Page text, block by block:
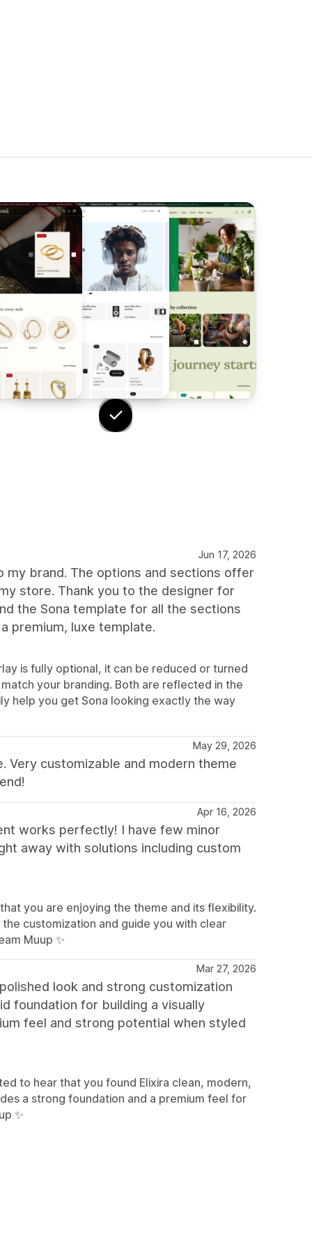
Jun 17, 2026
my brand. The options and sections offer
store. Thank you to the designer for
the Sona template for all the sections
premium, luxe template.
is fully optional, it can be reduced or turned
your branding. Both are reflected in the
help you get Sona looking exactly the way
May 29, 2026
Very customizable and modern theme
Apr 16, 2026
works perfectly! I have few minor
away with solutions including custom
you are enjoying the theme and its flexibility.
customization and guide you with clear
Muup ✨
Mar 27, 2026
look and strong customization
foundation for building a visually
feel and strong potential when styled
to hear that you found Elixira clean, modern,
a strong foundation and a premium feel for
✨